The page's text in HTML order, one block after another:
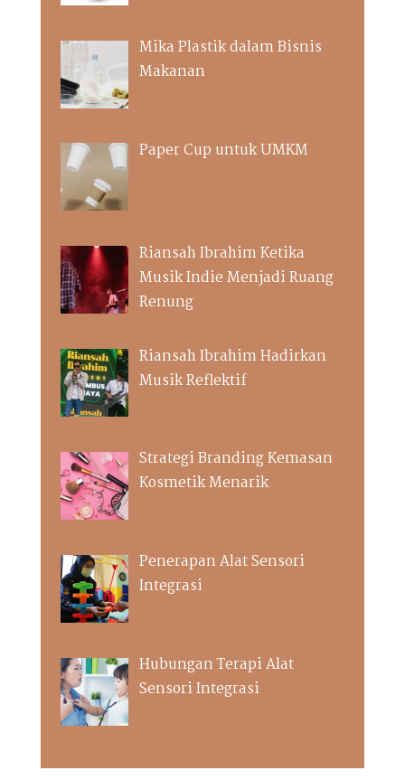
Mika Plastik dalam Bisnis
Makanan
Paper Cup untuk UMKM
Riansah Ibrahim Ketika
Musik Indie Menjadi Ruang
Renung
Riansah Ibrahim Hadirkan
Musik Reflektif
Strategi Branding Kemasan
Kosmetik Menarik
Penerapan Alat Sensori
Integrasi
Hubungan Terapi Alat
Sensori Integrasi